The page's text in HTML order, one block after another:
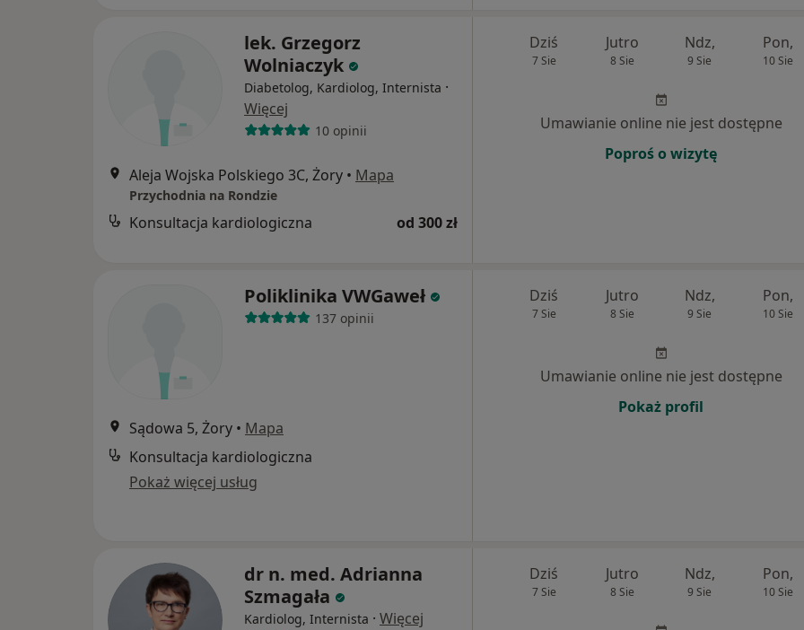
lek. Grzegorz
Wolniaczyk
Diabetolog, Kardiolog, Internista ·
Więcej
10 opinii
Aleja Wojska Polskiego 3C, Żory • Mapa
Przychodnia na Rondzie
Konsultacja kardiologiczna od 300 zł
Dziś
7 Sie
Jutro
8 Sie
Ndz,
9 Sie
Pon,
10 Sie
Umawianie online nie jest dostępne
Poproś o wizytę
Poliklinika VWGaweł
137 opinii
Sądowa 5, Żory • Mapa
Konsultacja kardiologiczna
Pokaż więcej usług
Dziś
7 Sie
Jutro
8 Sie
Ndz,
9 Sie
Pon,
10 Sie
Umawianie online nie jest dostępne
Pokaż profil
dr n. med. Adrianna
Szmagała
Kardiolog, Internista · Więcej
Dziś
7 Sie
Jutro
8 Sie
Ndz,
9 Sie
Pon,
10 Sie